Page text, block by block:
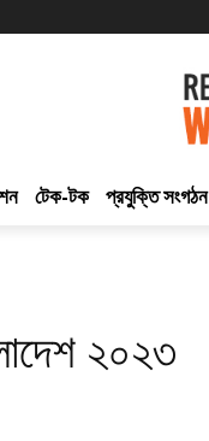
টেক-টক প্রযুক্তি সংগঠন
২০২৩